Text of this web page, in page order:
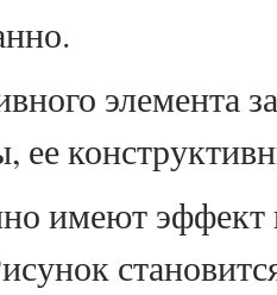
элемента
ее
имеют эффект